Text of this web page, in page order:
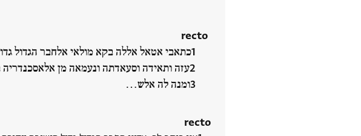
recto
כתאבי אטאל אללה בקא מולאי אלחבר הגדול
עזה ותאידה וסעאדתה ונעמאה מן
ומנה לה אלש‮…
recto